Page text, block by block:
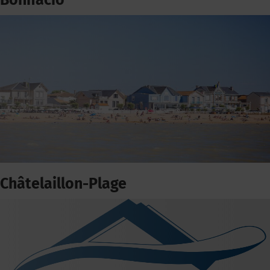
Châtelaillon-Plage